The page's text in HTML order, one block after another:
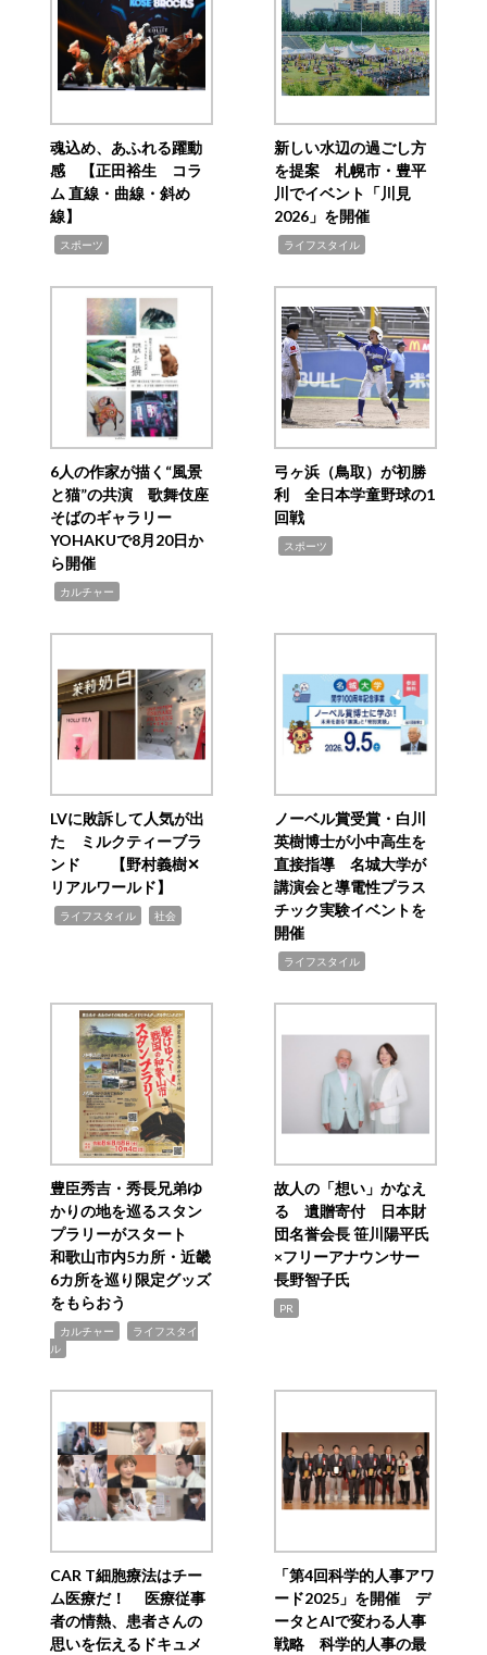
魂込め、あふれる躍動
感 【正田裕生 コラ
ム 直線・曲線・斜め
線】
スポーツ
新しい水辺の過ごし方
を提案 札幌市・豊平
川でイベント「川見
2026」を開催
ライフスタイル
6人の作家が描く“風景
と猫”の共演 歌舞伎座
そばのギャラリー
YOHAKUで8月20日か
ら開催
カルチャー
弓ヶ浜（鳥取）が初勝
利 全日本学童野球の1
回戦
スポーツ
LVに敗訴して人気が出
た ミルクティーブラ
ンド 【野村義樹✕
リアルワールド】
ライフスタイル 社会
ノーベル賞受賞・白川
英樹博士が小中高生を
直接指導 名城大学が
講演会と導電性プラス
チック実験イベントを
開催
ライフスタイル
豊臣秀吉・秀長兄弟ゆ
かりの地を巡るスタン
プラリーがスタート
和歌山市内5カ所・近畿
6カ所を巡り限定グッズ
をもらおう
カルチャー
ライフスタイ
ル
故人の「想い」かなえ
る 遺贈寄付 日本財
団名誉会長 笹川陽平氏
×フリーアナウンサー
長野智子氏
PR
CAR T細胞療法はチー
ム医療だ！ 医療従事
者の情熱、患者さんの
思いを伝えるドキュメ
「第4回科学的人事アワ
ード2025」を開催 デ
ータとAIで変わる人事
戦略 科学的人事の最